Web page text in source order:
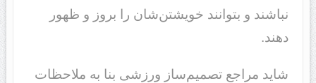
نباشند و بتوانند خویشتن‌شان را بروز و ظهور
دهند.
شاید مراجع تصمیم‌ساز ورزشی بنا به ملاحظات